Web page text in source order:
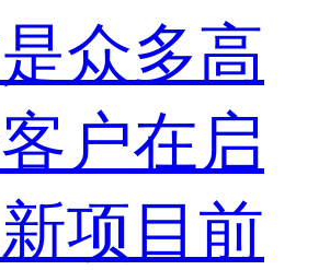
众多高
户在启
项目前